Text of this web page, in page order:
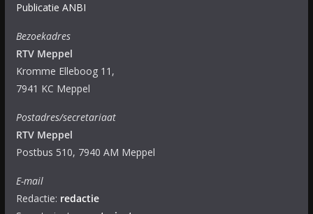
Publicatie ANBI
Bezoekadres
RTV Meppel
Kromme Elleboog 11,
7941 KC Meppel
Postadres/secretariaat
RTV Meppel
Postbus 510, 7940 AM Meppel
E-mail
Redactie: redactie